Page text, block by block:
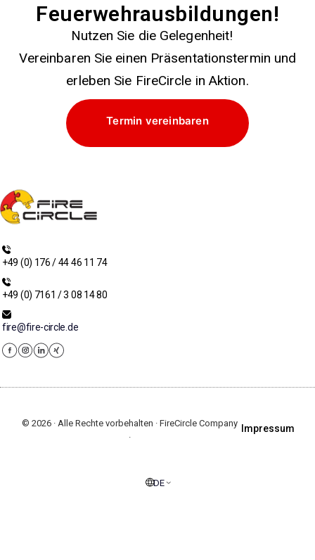
Feuerwehrausbildungen!
Nutzen Sie die Gelegenheit!
Vereinbaren Sie einen Präsentationstermin und
erleben Sie FireCircle in Aktion.
Termin vereinbaren
+49 (0) 176 / 44 46 11 74
+49 (0) 7161 / 3 08 14 80
fire@fire-circle.de
© 2026 · Alle Rechte vorbehalten · FireCircle Company
·
Impressum
DE